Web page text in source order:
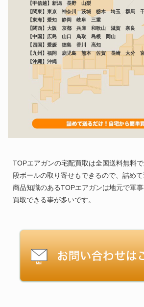
【甲信越】新潟 長野 山梨
【関東】東京 神奈川 茨城 栃木 埼玉 群馬
【東海】愛知 静岡 岐阜 三重
【関西】大阪 京都 兵庫 和歌山 滋賀 奈良
【中国】広島 山口 鳥取 島根 岡山
【四国】愛媛 徳島 香川 高知
【九州】福岡 鹿児島 熊本 佐賀 長崎 大分
【沖縄】沖縄
TOPエアガンの宅配買取は全国送料無料で
段ボールの取り寄せもできるので、詰めて
商品知識のあるTOPエアガンは地元で軍
買取できる事が多いです。